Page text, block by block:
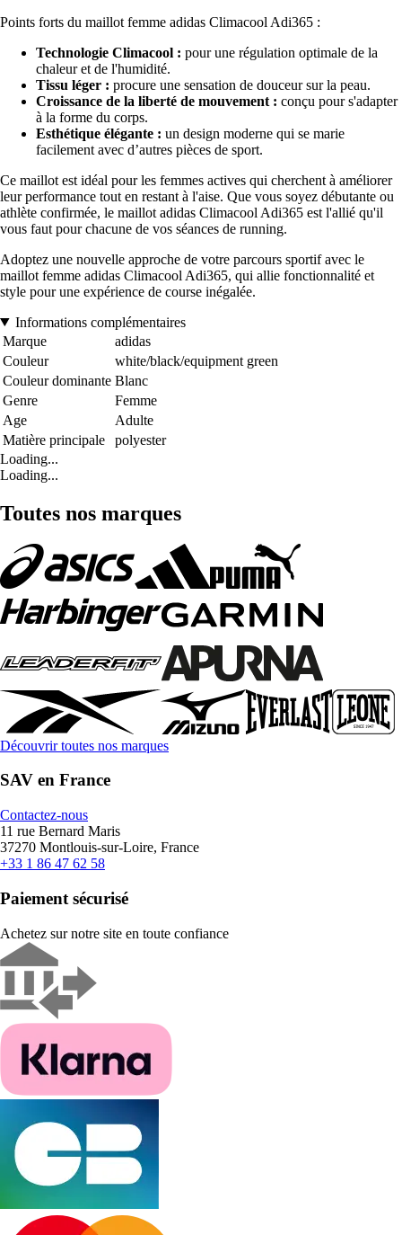
Points forts du maillot femme adidas Climacool Adi365 :
Technologie Climacool : pour une régulation optimale de la
chaleur et de l'humidité.
Tissu léger : procure une sensation de douceur sur la peau.
Croissance de la liberté de mouvement : conçu pour s'adapter
à la forme du corps.
Esthétique élégante : un design moderne qui se marie
facilement avec d’autres pièces de sport.
Ce maillot est idéal pour les femmes actives qui cherchent à améliorer
leur performance tout en restant à l'aise. Que vous soyez débutante ou
athlète confirmée, le maillot adidas Climacool Adi365 est l'allié qu'il
vous faut pour chacune de vos séances de running.
Adoptez une nouvelle approche de votre parcours sportif avec le
maillot femme adidas Climacool Adi365, qui allie fonctionnalité et
style pour une expérience de course inégalée.
Informations complémentaires
Marque
adidas
Couleur
white/black/equipment green
Couleur dominante Blanc
Genre
Femme
Age
Adulte
Matière principale
polyester
Loading...
Loading...
Toutes nos marques
Découvrir toutes nos marques
SAV en France
Contactez-nous
11 rue Bernard Maris
37270 Montlouis-sur-Loire, France
+33 1 86 47 62 58
Paiement sécurisé
Achetez sur notre site en toute confiance